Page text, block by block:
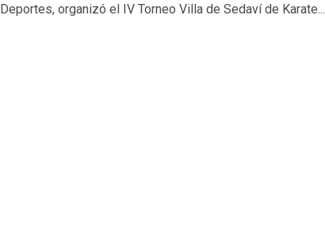
Deportes, organizó el IV Torneo Villa de Sedaví de Karate...